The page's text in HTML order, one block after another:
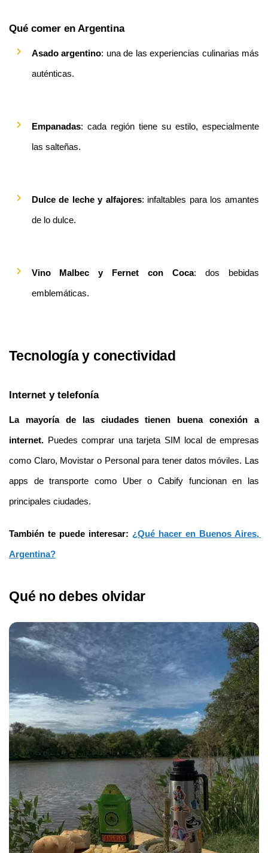
Qué comer en Argentina
Asado argentino: una de las experiencias culinarias más
auténticas.
Empanadas: cada región tiene su estilo, especialmente
las salteñas.
Dulce de leche y alfajores: infaltables para los amantes
de lo dulce.
Vino Malbec y Fernet con Coca: dos bebidas
emblemáticas.
Tecnología y conectividad
Internet y telefonía
La mayoría de las ciudades tienen buena conexión a
internet. Puedes comprar una tarjeta SIM local de empresas
como Claro, Movistar o Personal para tener datos móviles. Las
apps de transporte como Uber o Cabify funcionan en las
principales ciudades.
También te puede interesar: ¿Qué hacer en Buenos Aires,
Argentina?
Qué no debes olvidar